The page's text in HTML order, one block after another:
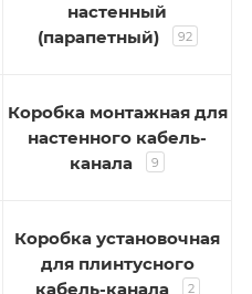
настенный
(парапетный)
92
Коробка монтажная для
настенного кабель-
канала
9
Коробка установочная
для плинтусного
кабель-канала
2